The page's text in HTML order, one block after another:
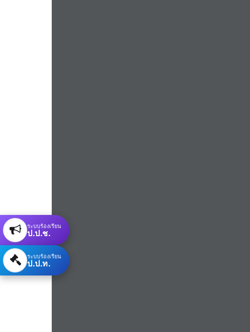
ระบบร้องเรียน
ป.ป.ช.
ระบบร้องเรียน
ป.ป.ท.